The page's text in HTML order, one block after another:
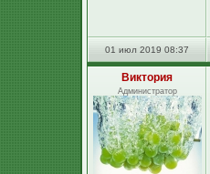
01 июл 2019 08:37
Виктория
Администратор